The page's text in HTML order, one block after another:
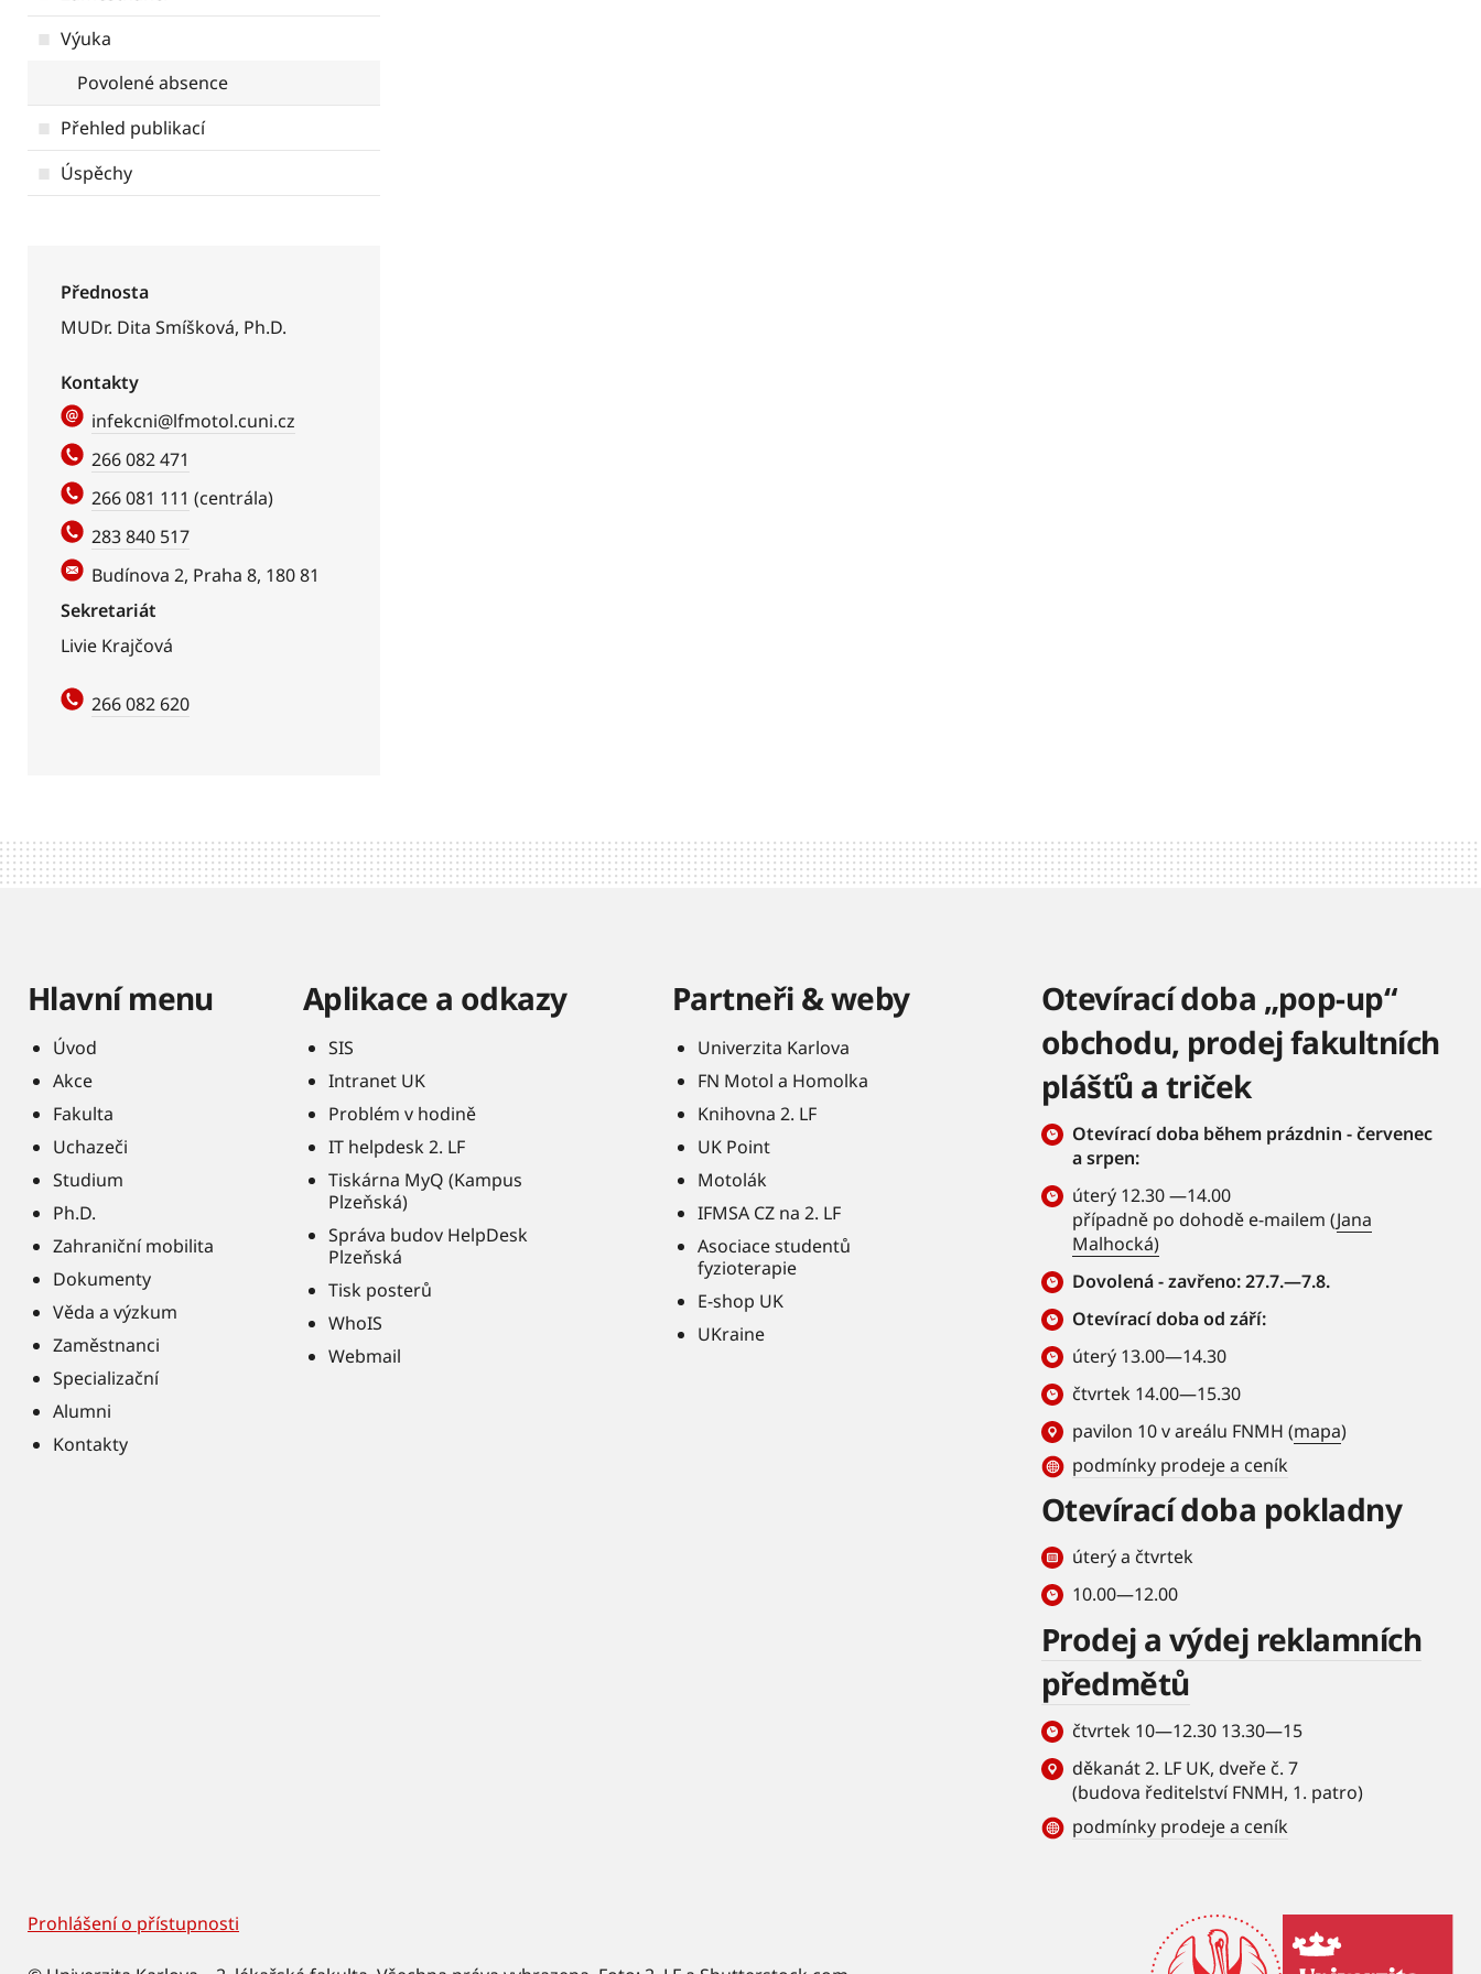
Výuka
Povolené absence
Přehled publikací
Úspěchy
Přednosta
MUDr. Dita Smíšková, Ph.D.
Kontakty
infekcni@lfmotol.cuni.cz
266 082 471
266 081 111 (centrála)
283 840 517
Budínova 2, Praha 8, 180 81
Sekretariát
Livie Krajčová
266 082 620
Hlavní menu
Úvod
Akce
Fakulta
Uchazeči
Studium
Ph.D.
Zahraniční mobilita
Dokumenty
Věda a výzkum
Zaměstnanci
Specializační
Alumni
Kontakty
Aplikace a odkazy
SIS
Intranet UK
Problém v hodině
IT helpdesk 2. LF
Tiskárna MyQ (Kampus
Plzeňská)
Správa budov HelpDesk
Plzeňská
Tisk posterů
WhoIS
Webmail
Partneři & weby
Univerzita Karlova
FN Motol a Homolka
Knihovna 2. LF
UK Point
Motolák
IFMSA CZ na 2. LF
Asociace studentů
fyzioterapie
E-shop UK
UKraine
Otevírací doba „pop-up“
obchodu, prodej fakultních
plášťů a triček
Otevírací doba během prázdnin - červenec
a srpen:
úterý 12.30 —14.00
případně po dohodě e-mailem (Jana
Malhocká)
Dovolená - zavřeno: 27.7.—7.8.
Otevírací doba od září:
úterý 13.00—14.30
čtvrtek 14.00—15.30
pavilon 10 v areálu FNMH (mapa)
podmínky prodeje a ceník
Otevírací doba pokladny
úterý a čtvrtek
10.00—12.00
Prodej a výdej reklamních
předmětů
čtvrtek 10—12.30 13.30—15
děkanát 2. LF UK, dveře č. 7
(budova ředitelství FNMH, 1. patro)
podmínky prodeje a ceník
Footer
Prohlášení o přístupnosti